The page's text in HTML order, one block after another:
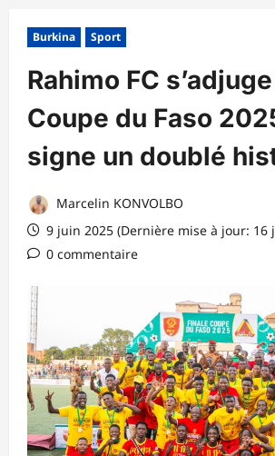
Burkina Sport
Rahimo FC
Coupe du Faso
signe un doublé
Marcelin KONVOLBO
9 juin 2025 (Dernière mise à jour: 16
0 commentaire